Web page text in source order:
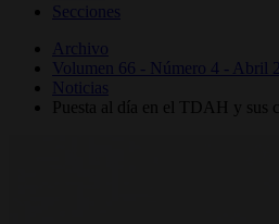
Secciones
Archivo
Volumen 66 - Número 4 - Abril
Noticias
Puesta al día en el TDAH y sus